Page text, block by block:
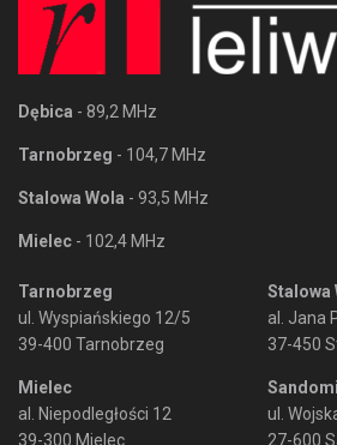
Dębica - 89,2 MHz
Tarnobrzeg - 104,7 MHz
Stalowa Wola - 93,5 MHz
Mielec - 102,4 MHz
Tarnobrzeg
ul. Wyspiańskiego 12/5
39-400 Tarnobrzeg
Mielec
al. Niepodległości 12
39-300 Mielec
Stalowa
al. Jana
37-450
ul.
27-600